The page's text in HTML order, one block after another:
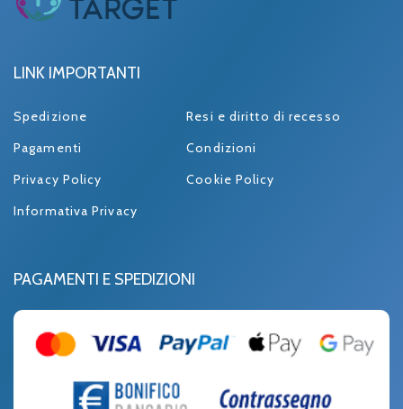
LINK IMPORTANTI
Spedizione
Resi e diritto di recesso
Pagamenti
Condizioni
Privacy Policy
Cookie Policy
Informativa Privacy
PAGAMENTI E SPEDIZIONI